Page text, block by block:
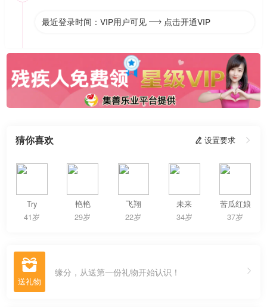
最近登录时间：VIP用户可见  点击开通VIP
猜你喜欢  设置要求 
Try
41岁
艳艳
29岁
飞翔
22岁
未来
34岁
苦瓜红娘
37岁
 缘分，从送第一份礼物开始认识！